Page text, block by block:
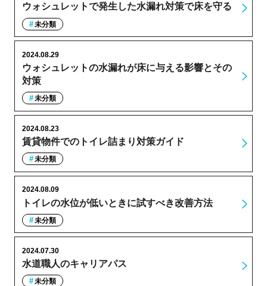
ウォシュレットで発生した水漏れ対策で床を守る
未分類
ウォシュレットの水漏れが床に与える影響とその
対策
2024.08.29
未分類
賃貸物件でのトイレ詰まり対策ガイド
2024.08.23
未分類
トイレの水位が低いときに試すべき改善方法
2024.08.09
未分類
水道職人のキャリアパス
2024.07.30
未分類